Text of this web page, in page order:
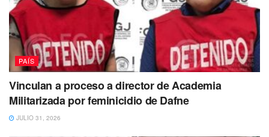
estos reptiles en el Río Bravo.
PAÍS
Vinculan a proceso a director de Academia
Militarizada por feminicidio de Dafne
JULIO 31, 2026